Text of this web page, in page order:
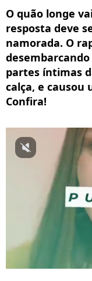
O quão longe
resposta deve
namorada. O
partes íntimas
calça, e causou
Confira!